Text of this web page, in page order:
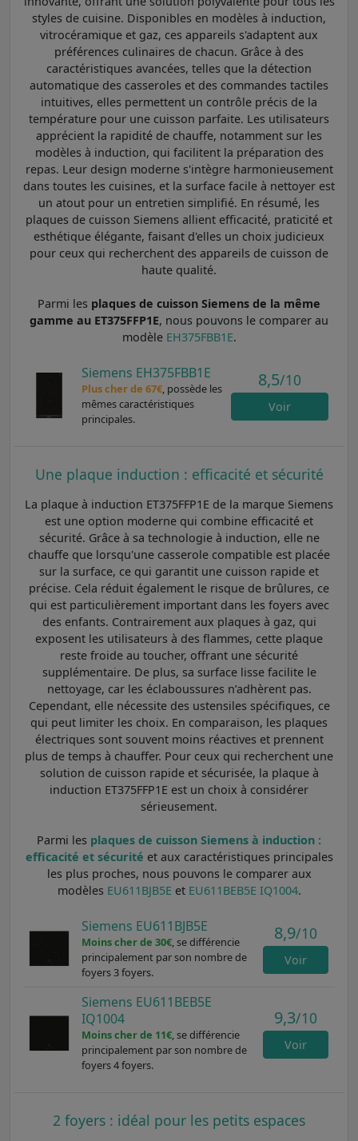
styles de cuisine. Disponibles en modèles à induction,
vitrocéramique et gaz, ces appareils s'adaptent aux
préférences culinaires de chacun. Grâce à des
caractéristiques avancées, telles que la détection
automatique des casseroles et des commandes tactiles
intuitives, elles permettent un contrôle précis de la
température pour une cuisson parfaite. Les utilisateurs
apprécient la rapidité de chauffe, notamment sur les
modèles à induction, qui facilitent la préparation des
repas. Leur design moderne s'intègre harmonieusement
dans toutes les cuisines, et la surface facile à nettoyer est
un atout pour un entretien simplifié. En résumé, les
plaques de cuisson Siemens allient efficacité, praticité et
esthétique élégante, faisant d'elles un choix judicieux
pour ceux qui recherchent des appareils de cuisson de
haute qualité.
Parmi les plaques de cuisson Siemens de la même
gamme au ET375FFP1E, nous pouvons le comparer au
modèle EH375FBB1E.
Siemens EH375FBB1E
Plus cher de 67€, possède les
mêmes caractéristiques
principales.
8,5/10
Voir
Une plaque induction : efficacité et sécurité
La plaque à induction ET375FFP1E de la marque Siemens
est une option moderne qui combine efficacité et
sécurité. Grâce à sa technologie à induction, elle ne
chauffe que lorsqu'une casserole compatible est placée
sur la surface, ce qui garantit une cuisson rapide et
précise. Cela réduit également le risque de brûlures, ce
qui est particulièrement important dans les foyers avec
des enfants. Contrairement aux plaques à gaz, qui
exposent les utilisateurs à des flammes, cette plaque
reste froide au toucher, offrant une sécurité
supplémentaire. De plus, sa surface lisse facilite le
nettoyage, car les éclaboussures n’adhèrent pas.
Cependant, elle nécessite des ustensiles spécifiques, ce
qui peut limiter les choix. En comparaison, les plaques
électriques sont souvent moins réactives et prennent
plus de temps à chauffer. Pour ceux qui recherchent une
solution de cuisson rapide et sécurisée, la plaque à
induction ET375FFP1E est un choix à considérer
sérieusement.
Parmi les plaques de cuisson Siemens à induction :
efficacité et sécurité et aux caractéristiques principales
les plus proches, nous pouvons le comparer aux
modèles EU611BJB5E et EU611BEB5E IQ1004.
Siemens EU611BJB5E
Moins cher de 30€, se différencie
principalement par son nombre de
foyers 3 foyers.
8,9/10
Voir
Siemens EU611BEB5E
IQ1004
Moins cher de 11€, se différencie
principalement par son nombre de
foyers 4 foyers.
9,3/10
Voir
2 foyers : idéal pour les petits espaces